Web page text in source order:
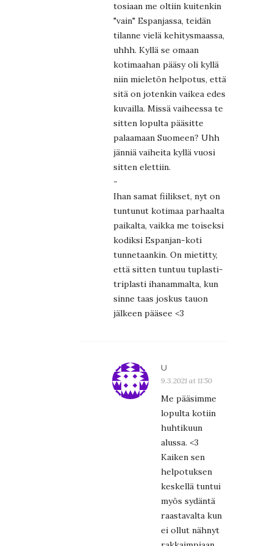
tosiaan me oltiin kuitenkin
"vain" Espanjassa, teidän
tilanne vielä kehitysmaassa,
uhhh. Kyllä se omaan
kotimaahan pääsy oli kyllä
niin mieletön helpotus, että
sitä on jotenkin vaikea edes
kuvailla. Missä vaiheessa te
sitten lopulta pääsitte
palaamaan Suomeen? Uhh
jänniä vaiheita kyllä vuosi
sitten elettiin.
-
Ihan samat fiilikset, nyt on
tuntunut kotimaa parhaalta
paikalta, vaikka me toiseksi
kodiksi Espanjan-koti
tunnetaankin. On mietitty,
että sitten tuntuu tuplasti-
triplasti ihanammalta, kun
sinne taas joskus tauon
jälkeen pääsee <3
U
9.3.2021 at 11:50
Me pääsimme
lopulta kotiin
huhtikuun
alussa. <3
Kaiken sen
helpotuksen
keskellä tuntui
myös sydäntä
raastavalta kun
ei ollut nähnyt